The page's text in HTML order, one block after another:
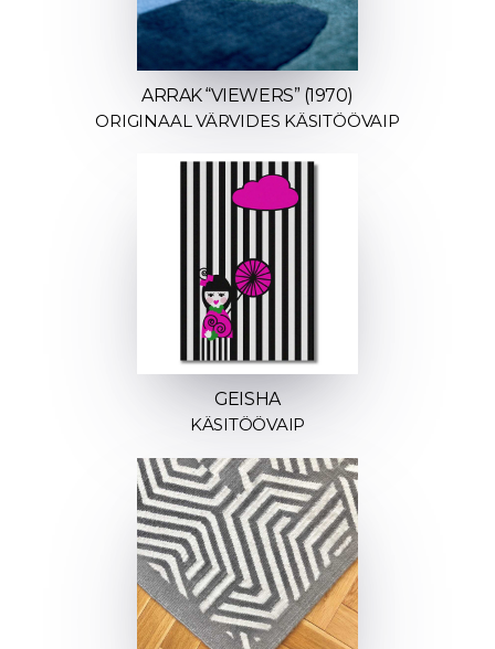
ARRAK “VIEWERS” (1970)
ORIGINAAL VÄRVIDES KÄSITÖÖVAIP
GEISHA
KÄSITÖÖVAIP